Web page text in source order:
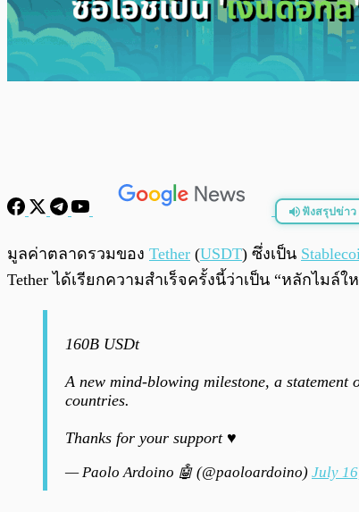
ฟังสรุปข่าว
มูลค่าตลาดรวมของ Tether (USDT) ซึ่งเป็น
Tether ได้เรียกความสำเร็จครั้งนี้ว่าเป็น “หลักไมล์ใ
160B USDt
A new mind-blowing milestone, a
countries.
Thanks for your support ♥️
— Paolo Ardoino 🤖 (@paoloardoino) July